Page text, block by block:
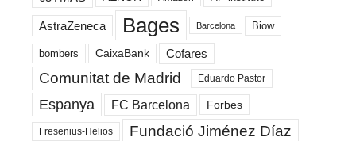
AstraZeneca Bages Barcelona Biow
bombers CaixaBank Cofares
Comunitat de Madrid Eduardo Pastor
Espanya FC Barcelona Forbes
Fresenius-Helios Fundació Jiménez Díaz